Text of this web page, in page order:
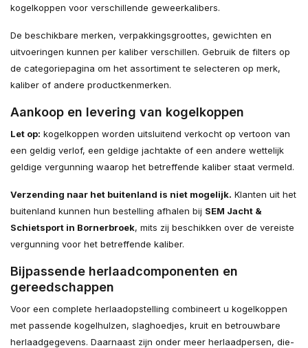
kogelkoppen voor verschillende geweerkalibers.
De beschikbare merken, verpakkingsgroottes, gewichten en
uitvoeringen kunnen per kaliber verschillen. Gebruik de filters op
de categoriepagina om het assortiment te selecteren op merk,
kaliber of andere productkenmerken.
Aankoop en levering van kogelkoppen
Let op: kogelkoppen worden uitsluitend verkocht op vertoon van
een geldig verlof, een geldige jachtakte of een andere wettelijk
geldige vergunning waarop het betreffende kaliber staat vermeld.
Verzending naar het buitenland is niet mogelijk. Klanten uit het
buitenland kunnen hun bestelling afhalen bij SEM Jacht &
Schietsport in Bornerbroek, mits zij beschikken over de vereiste
vergunning voor het betreffende kaliber.
Bijpassende herlaadcomponenten en
gereedschappen
Voor een complete herlaadopstelling combineert u kogelkoppen
met passende kogelhulzen, slaghoedjes, kruit en betrouwbare
herlaadgegevens. Daarnaast zijn onder meer herlaadpersen, die-